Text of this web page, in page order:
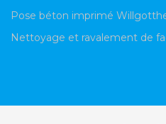
Pose béton imprimé
Nettoyage et ravalement de